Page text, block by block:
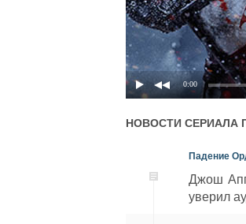
0:00
НОВОСТИ СЕРИАЛА
Падение
Джош
уверил